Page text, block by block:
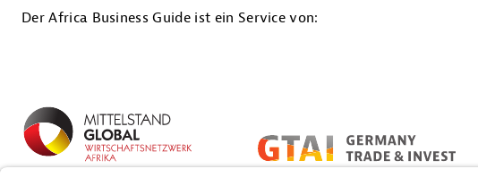
GmbH
(0228) 24 99 3 - 540
Der Africa Business Guide ist ein Service von: